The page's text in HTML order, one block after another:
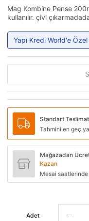
Mag Kombine Pense
kullanılır. çivi
Yapı Kredi World'e
Standart Teslimat
Tahmini en geç
Mağazadan
Kazan
Mesai saatlerinde
Adet